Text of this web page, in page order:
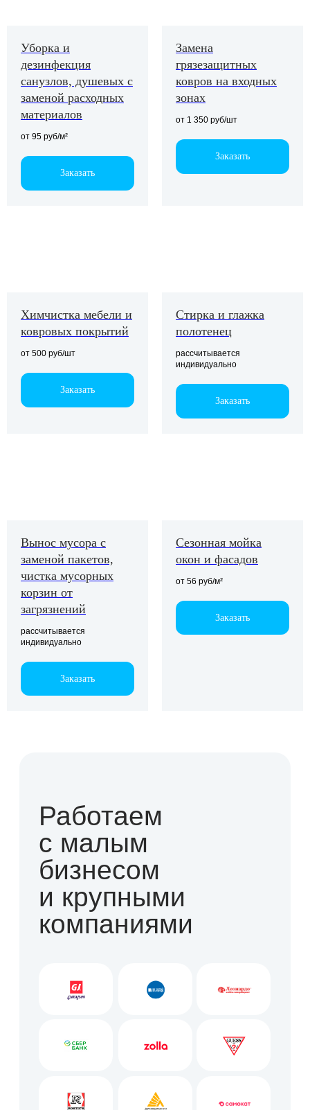
Уборка и
дезинфекция
санузлов, душевых с
заменой расходных
материалов
от 95 руб/м²
Заказать
Замена
грязезащитных
ковров на входных
зонах
от 1 350 руб/шт
Заказать
Химчистка мебели и
ковровых покрытий
от 500 руб/шт
Заказать
Стирка и глажка
полотенец
рассчитывается
индивидуально
Заказать
Вынос мусора с
заменой пакетов,
чистка мусорных
корзин от
загрязнений
рассчитывается
индивидуально
Заказать
Сезонная мойка
окон и фасадов
от 56 руб/м²
Заказать
Оставьте заявку
на коммерческое
предложение
клиентов
возвращаются
97%
Ежедневная комплексная
Ключевые клиенты
в г. Екатеринбург